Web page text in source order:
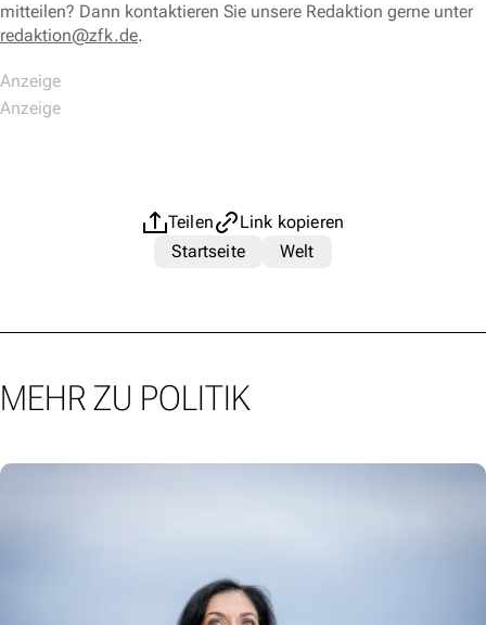
mitteilen? Dann kontaktieren Sie unsere Redaktion gerne unter
redaktion@zfk.de.
Teilen
Link kopieren
Startseite
Welt
MEHR ZU POLITIK